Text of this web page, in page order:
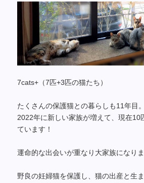
7cats+（7匹+3匹の猫たち）
たくさんの保護猫との暮らしも11年目。
2022年に新しい家族が増えて、現在10
ています！
運命的な出会いが重なり大家族になりま
野良の妊婦猫を保護し、猫の出産と生